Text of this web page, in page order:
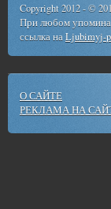
Copyright 2012 - ©
При любом
ссылка наLjubimyj-
О САЙТЕ
РЕКЛАМА НА